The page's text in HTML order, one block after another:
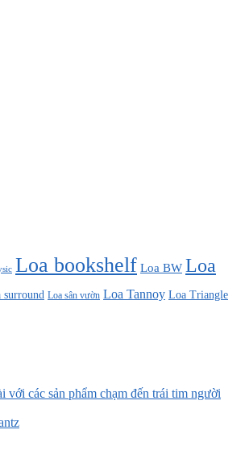
Loa bookshelf Loa BW Loa
surround Loa sân vườn Loa Tannoy Loa Triangle
các sản phẩm chạm đến trái tim người